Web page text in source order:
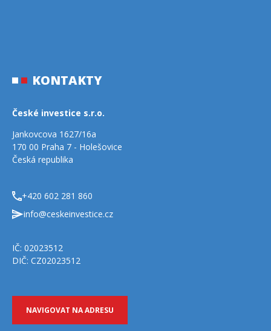
KONTAKTY
České investice s.r.o.
Jankovcova 1627/16a
170 00 Praha 7 - Holešovice
Česká republika
+420 602 281 860
info@ceskeinvestice.cz
IČ: 02023512
DIČ: CZ02023512
NAVIGOVAT NA ADRESU